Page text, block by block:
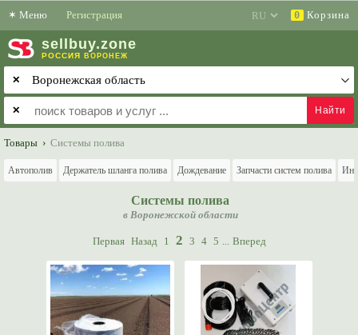
✶ Меню Регистрация 0 Корзина
sell buy.zone
РОССИЯ ВОРОНЕЖ
✕
✕
Товары › Системы полива
Автополив Держатель шланга полива Дождевание Запчасти систем полива
Системы полива
в Воронежской области
Первая Назад 1 2 3 4 5 ... Вперед